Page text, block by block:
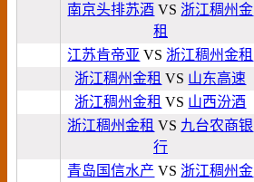
南京头排苏酒 VS 浙江稠州金
租
江苏肯帝亚 VS 浙江稠州金租
浙江稠州金租 VS 山东高速
浙江稠州金租 VS 山西汾酒
浙江稠州金租 VS 九台农商银
行
青岛国信水产 VS 浙江稠州金